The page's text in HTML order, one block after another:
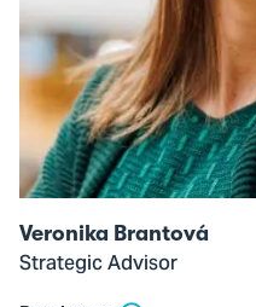
Veronika Brantová
Strategic Advisor